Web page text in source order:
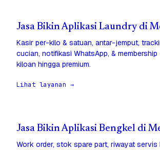
Jasa Bikin Aplikasi Laundry di
Kasir per-kilo & satuan, antar-jemput,
cucian, notifikasi WhatsApp, &
kiloan hingga premium.
Lihat layanan →
Jasa Bikin Aplikasi Bengkel di
Work order, stok spare part, riwayat servis